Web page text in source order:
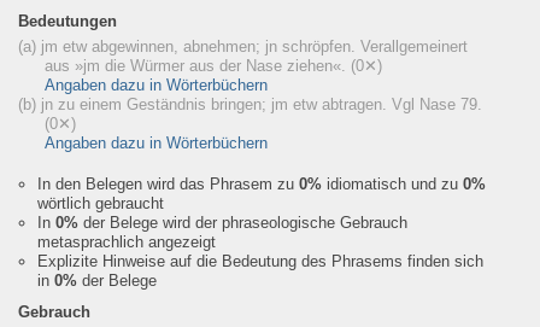
Bedeutungen
(a) jm etw abgewinnen, abnehmen; jn schröpfen. Verallgemeinert
aus »jm die Würmer aus der Nase ziehen«. (0✕)
Angaben dazu in Wörterbüchern
(b) jn zu einem Geständnis bringen; jm etw abtragen. Vgl Nase 79.
(0✕)
Angaben dazu in Wörterbüchern
In den Belegen wird das Phrasem zu 0% idiomatisch und zu 0%
wörtlich gebraucht
In 0% der Belege wird der phraseologische Gebrauch
metasprachlich angezeigt
Explizite Hinweise auf die Bedeutung des Phrasems finden sich
in 0% der Belege
Gebrauch